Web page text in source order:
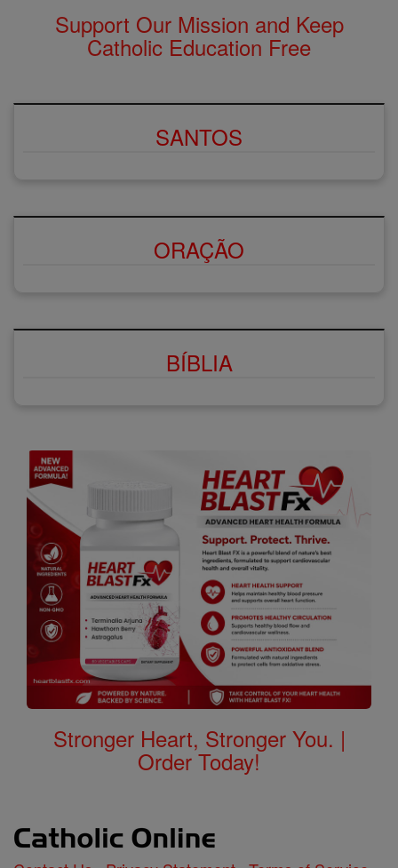
Support Our Mission and Keep
Catholic Education Free
SANTOS
ORAÇÃO
BÍBLIA
Stronger Heart, Stronger You. |
Order Today!